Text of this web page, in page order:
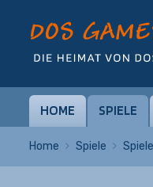
HOME SPIELE
Home Spiele